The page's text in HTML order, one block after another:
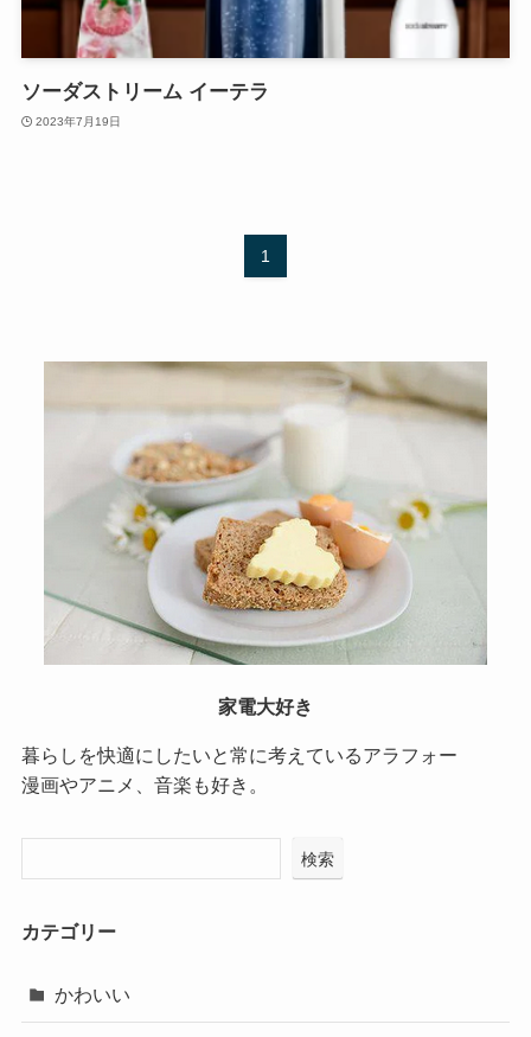
ソーダストリーム イーテラ
2023年7月19日
1
家電大好き
暮らしを快適にしたいと常に考えているアラフォー
漫画やアニメ、音楽も好き。
検索
カテゴリー
かわいい